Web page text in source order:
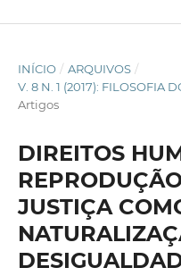
INÍCIO / ARQUIVOS /
V. 8 N. 1 (2017): FILOSOFIA
Artigos
DIREITOS
JUSTIÇA